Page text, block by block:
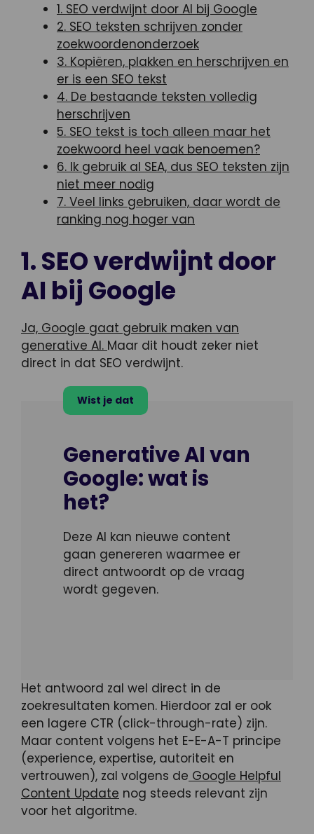
1. SEO verdwijnt door AI bij Google
2. SEO teksten schrijven zonder
zoekwoordenonderzoek
3. Kopiëren, plakken en herschrijven en
er is een SEO tekst
4. De bestaande teksten volledig
herschrijven
5. SEO tekst is toch alleen maar het
zoekwoord heel vaak benoemen?
6. Ik gebruik al SEA, dus SEO teksten zijn
niet meer nodig
7. Veel links gebruiken, daar wordt de
ranking nog hoger van
1. SEO verdwijnt door
AI bij Google
Ja, Google gaat gebruik maken van
generative AI. Maar dit houdt zeker niet
direct in dat SEO verdwijnt.
Wist je dat
Generative AI van
Google: wat is
het?
Deze AI kan nieuwe content
gaan genereren waarmee er
direct antwoordt op de vraag
wordt gegeven.
Het antwoord zal wel direct in de
zoekresultaten komen. Hierdoor zal er ook
een lagere CTR (click-through-rate) zijn.
Maar content volgens het E-E-A-T principe
(experience, expertise, autoriteit en
vertrouwen), zal volgens de Google Helpful
Content Update nog steeds relevant zijn
voor het algoritme.